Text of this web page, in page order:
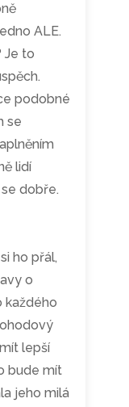
ALE.
Je to
podobné
se
lidí
dobře.
ho přál,
o
každého
lepší
bude mít
jeho milá